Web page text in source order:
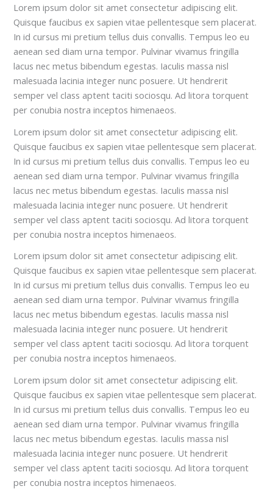
Lorem ipsum dolor sit amet consectetur adipiscing elit.
Quisque faucibus ex sapien vitae pellentesque sem placerat.
In id cursus mi pretium tellus duis convallis. Tempus leo eu
aenean sed diam urna tempor. Pulvinar vivamus fringilla
lacus nec metus bibendum egestas. Iaculis massa nisl
malesuada lacinia integer nunc posuere. Ut hendrerit
semper vel class aptent taciti sociosqu. Ad litora torquent
per conubia nostra inceptos himenaeos.
Lorem ipsum dolor sit amet consectetur adipiscing elit.
Quisque faucibus ex sapien vitae pellentesque sem placerat.
In id cursus mi pretium tellus duis convallis. Tempus leo eu
aenean sed diam urna tempor. Pulvinar vivamus fringilla
lacus nec metus bibendum egestas. Iaculis massa nisl
malesuada lacinia integer nunc posuere. Ut hendrerit
semper vel class aptent taciti sociosqu. Ad litora torquent
per conubia nostra inceptos himenaeos.
Lorem ipsum dolor sit amet consectetur adipiscing elit.
Quisque faucibus ex sapien vitae pellentesque sem placerat.
In id cursus mi pretium tellus duis convallis. Tempus leo eu
aenean sed diam urna tempor. Pulvinar vivamus fringilla
lacus nec metus bibendum egestas. Iaculis massa nisl
malesuada lacinia integer nunc posuere. Ut hendrerit
semper vel class aptent taciti sociosqu. Ad litora torquent
per conubia nostra inceptos himenaeos.
Lorem ipsum dolor sit amet consectetur adipiscing elit.
Quisque faucibus ex sapien vitae pellentesque sem placerat.
In id cursus mi pretium tellus duis convallis. Tempus leo eu
aenean sed diam urna tempor. Pulvinar vivamus fringilla
lacus nec metus bibendum egestas. Iaculis massa nisl
malesuada lacinia integer nunc posuere. Ut hendrerit
semper vel class aptent taciti sociosqu. Ad litora torquent
per conubia nostra inceptos himenaeos.